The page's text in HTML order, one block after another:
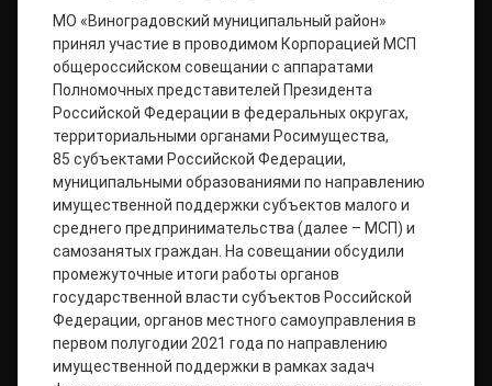
МО «Виноградовский муниципальный район»
принял участие в проводимом Корпорацией МСП
общероссийском совещании с аппаратами
Полномочных представителей Президента
Российской Федерации в федеральных округах,
территориальными органами Росимущества,
85 субъектами Российской Федерации,
муниципальными образованиями по направлению
имущественной поддержки субъектов малого и
среднего предпринимательства (далее – МСП) и
самозанятых граждан. На совещании обсудили
промежуточные итоги работы органов
государственной власти субъектов Российской
Федерации, органов местного самоуправления в
первом полугодии 2021 года по направлению
имущественной поддержки в рамках задач